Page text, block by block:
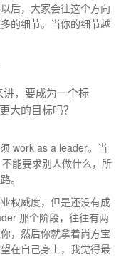
后，大家会往这个方向
的细节。当你的细节越
讲，要成为一个标
大的目标吗？
work as a leader。当
能要求别人做什么，所
。
权威度，但是还没有成
那个阶段，往往有两
，然后你就拿着尚方宝
在自己身上，我觉得最